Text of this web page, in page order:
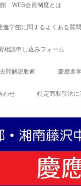
WEB会員制度とは
進学館に関するよくある質問
相談申し込みフォーム
問解説動画 慶應進
わせ 特定商取引法